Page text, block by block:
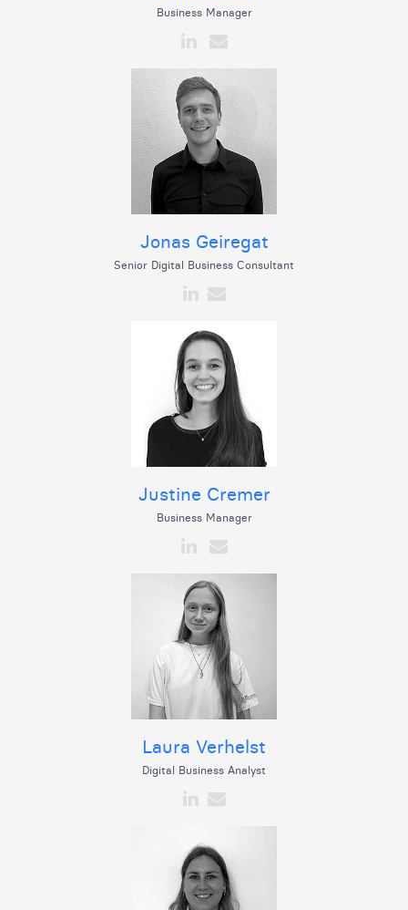
Business Manager
Jonas Geiregat
Senior Digital Business Consultant
Justine Cremer
Business Manager
Laura Verhelst
Digital Business Analyst